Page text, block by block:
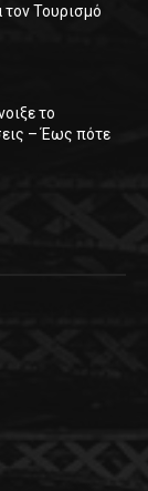
τον Τουρισμό
το
– Έως πότε